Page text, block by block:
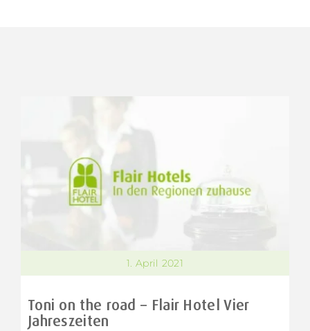
1. April 2021
Toni on the road – Flair Hotel Vier
Jahreszeiten